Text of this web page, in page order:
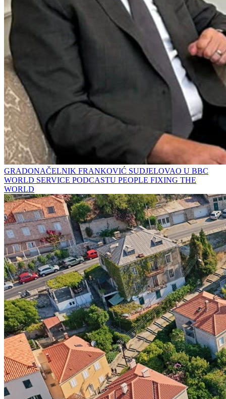
GRADONAČELNIK FRANKOVIĆ SUDJELOVAO U BBC
WORLD SERVICE PODCASTU PEOPLE FIXING THE
WORLD